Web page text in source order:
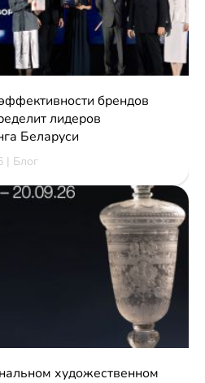
брендов
лидеров
Беларуси
| Блог
художественном